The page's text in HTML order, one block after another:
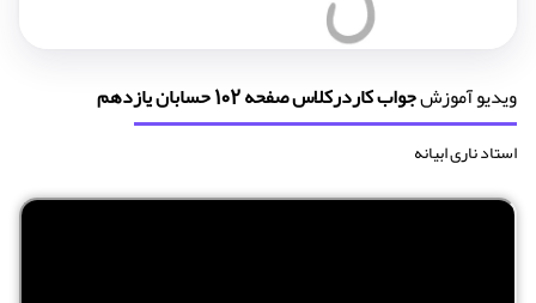
ویدیو آموزشجواب کاردرکلاس صفحه 102 حسابان یازدهم
استاد ناری ابیانه